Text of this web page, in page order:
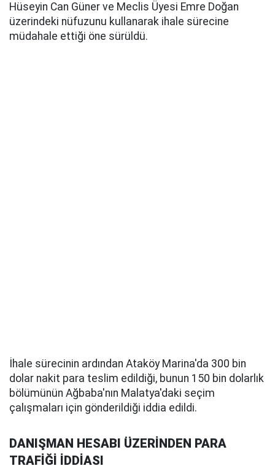
Hüseyin Can Güner ve Meclis Üyesi Emre Doğan
üzerindeki nüfuzunu kullanarak ihale sürecine
müdahale ettiği öne sürüldü.
İhale sürecinin ardından Ataköy Marina'da 300 bin
dolar nakit para teslim edildiği, bunun 150 bin dolarlık
bölümünün Ağbaba'nın Malatya'daki seçim
çalışmaları için gönderildiği iddia edildi.
DANIŞMAN HESABI ÜZERİNDEN PARA
TRAFİĞİ İDDİASI